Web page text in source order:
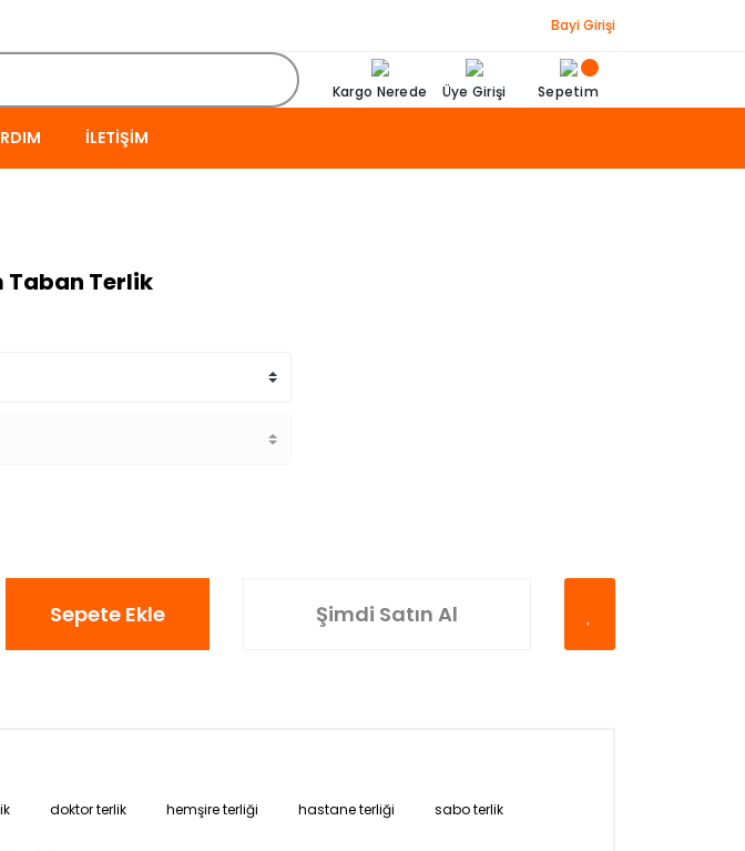
Bayi Girişi
Kargo Nerede Üye Girişi Sepetim
İLETIŞIM
Taban Terlik
Sepete Ekle Şimdi Satın Al
doktor terlik hemşire terliği hastane terliği sabo terlik